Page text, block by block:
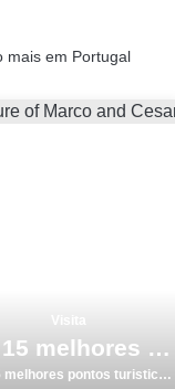
mais em Portugal
Os 15 melhores pontos turisticos para conhecer e visitar em Vila do Conde
Os 15 melhores pontos turisticos para conhecer e visitar em Vila do Conde